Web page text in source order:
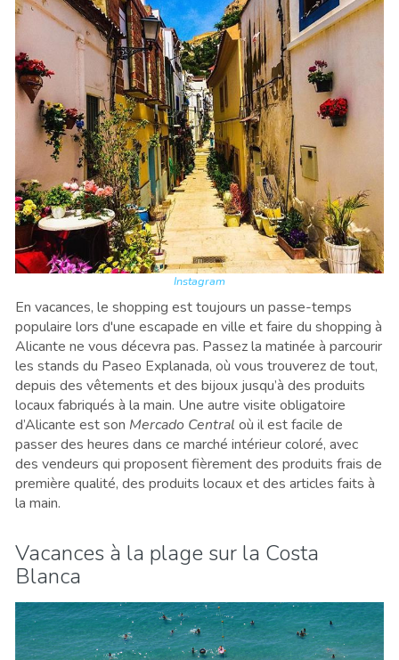
Instagram
En vacances, le shopping est toujours un passe-temps
populaire lors d'une escapade en ville et faire du shopping à
Alicante ne vous décevra pas. Passez la matinée à parcourir
les stands du Paseo Explanada, où vous trouverez de tout,
depuis des vêtements et des bijoux jusqu’à des produits
locaux fabriqués à la main. Une autre visite obligatoire
d’Alicante est son Mercado Central où il est facile de
passer des heures dans ce marché intérieur coloré, avec
des vendeurs qui proposent fièrement des produits frais de
première qualité, des produits locaux et des articles faits à
la main.
Vacances à la plage sur la Costa
Blanca